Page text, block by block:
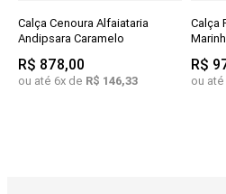
Calça Cenoura Alfaiataria
Andipsara Caramelo
R$ 878,00
ou até 6x de R$ 146,33
Calça
R$
ou até